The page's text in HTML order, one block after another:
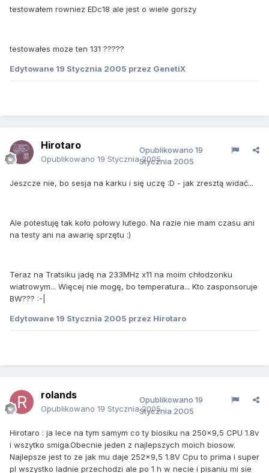
testowałem rowniez EDc18 ale jest o wiele gorszy
testowałes moze ten 131 ?????
Edytowane 19 Stycznia 2005 przez GenetiX
Hirotaro
Opublikowano 19 Stycznia 2005
Opublikowano 19
Stycznia 2005
Jeszcze nie, bo sesja na karku i się uczę :D - jak zresztą widać...
Ale potestuję tak koło połowy lutego. Na razie nie mam czasu ani
na testy ani na awarię sprzętu :)
Teraz na Tratsiku jadę na 233MHz x11 na moim chłodzonku
wiatrowym... Więcej nie mogę, bo temperatura... Kto zasponsoruje
BW??? :-|
Edytowane 19 Stycznia 2005 przez Hirotaro
rolands
Opublikowano 19 Stycznia 2005
Opublikowano 19
Stycznia 2005
Hirotaro : ja lece na tym samym co ty biosiku na 250x9,5 CPU 1.8v
i wszytko smiga.Obecnie jeden z najlepszych moich biosow.
Najlepsze jest to ze jak mu daje 252x9,5 1.8V Cpu to prima i super
pI wszystko ladnie przechodzi ale po 1 h w necie i pisaniu mi sie